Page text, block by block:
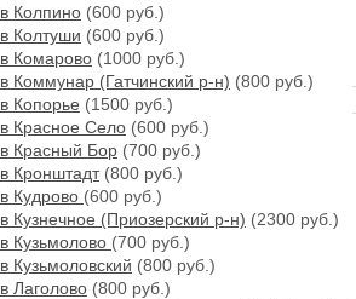
Колпино (600 руб.)
Колтуши (600 руб.)
Комарово (1000 руб.)
Коммунар (Гатчинский р-н) (800 руб.)
Копорье (1500 руб.)
Красное Село (600 руб.)
в Красный Бор (700 руб.)
Кронштадт(800 руб.)
Кудрово (600 руб.)
Кузнечное (Приозерский р-н) (2300 руб.)
Кузьмолово (700 руб.)
Кузьмоловский (800 руб.)
Лаголово (800 руб.)